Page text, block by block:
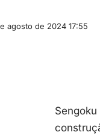
agosto de 2024 17:55